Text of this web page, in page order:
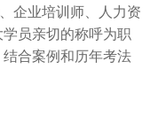
企业培训师、人力资
员亲切的称呼为职
合案例和历年考法